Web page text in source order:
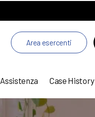
Area esercenti
Assistenza Case History